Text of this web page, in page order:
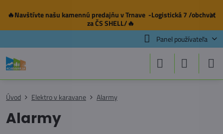
✕
🔥Navštívte našu kamennú predajňuv Trnave -Logistická 7 /obchvat
za ČS SHELL/🔥
Panel používateľa
Úvod Elektro v karavane Alarmy
Alarmy